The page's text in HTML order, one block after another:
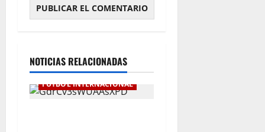
NOTICIAS RELACIONADAS
FÚTBOL INTERNACIONAL